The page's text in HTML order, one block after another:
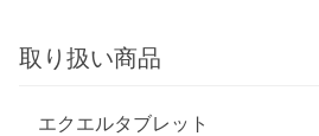
取り扱い商品
エクエルタブレット